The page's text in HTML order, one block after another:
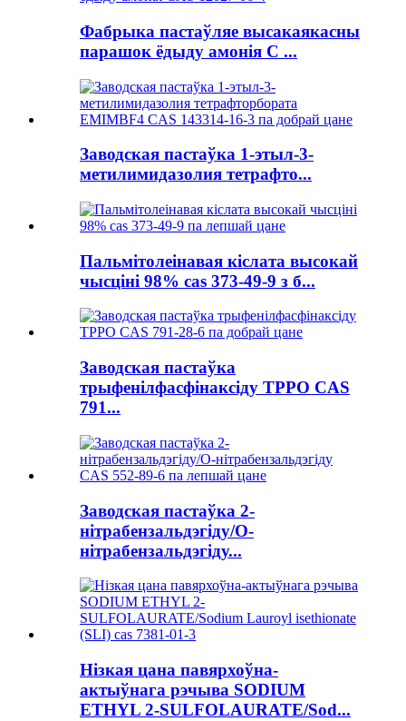
Фабрыка пастаўляе высакаякасны
парашок ёдыду амонія C ...
Заводская пастаўка 1-этыл-3-
метилимидазолия тетрафто...
Пальмітолеінавая кіслата высокай
чысціні 98% cas 373-49-9 з б...
Заводская пастаўка
трыфенілфасфінаксіду TPPO CAS
791...
Заводская пастаўка 2-
нітрабензальдэгіду/O-
нітрабензальдэгіду...
Нізкая цана павярхоўна-
актыўнага рэчыва SODIUM
ETHYL 2-SULFOLAURATE/Sod...